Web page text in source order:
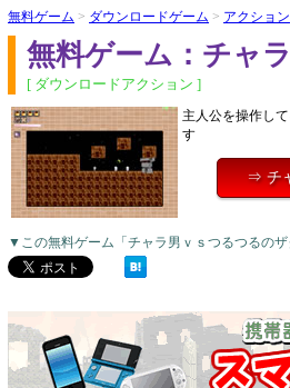
無料ゲーム > ダウンロードゲーム > アクション
無料ゲーム：チャ
[ ダウンロードアクション ]
主人公を操作し
す
⇒ チ
▼この無料ゲーム「チャラ男ｖｓつるつるの